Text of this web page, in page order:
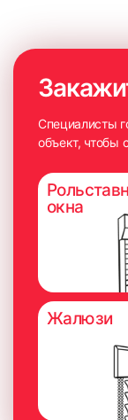
Важно
Специалисты
объект, чтобы
окна
Жалюзи